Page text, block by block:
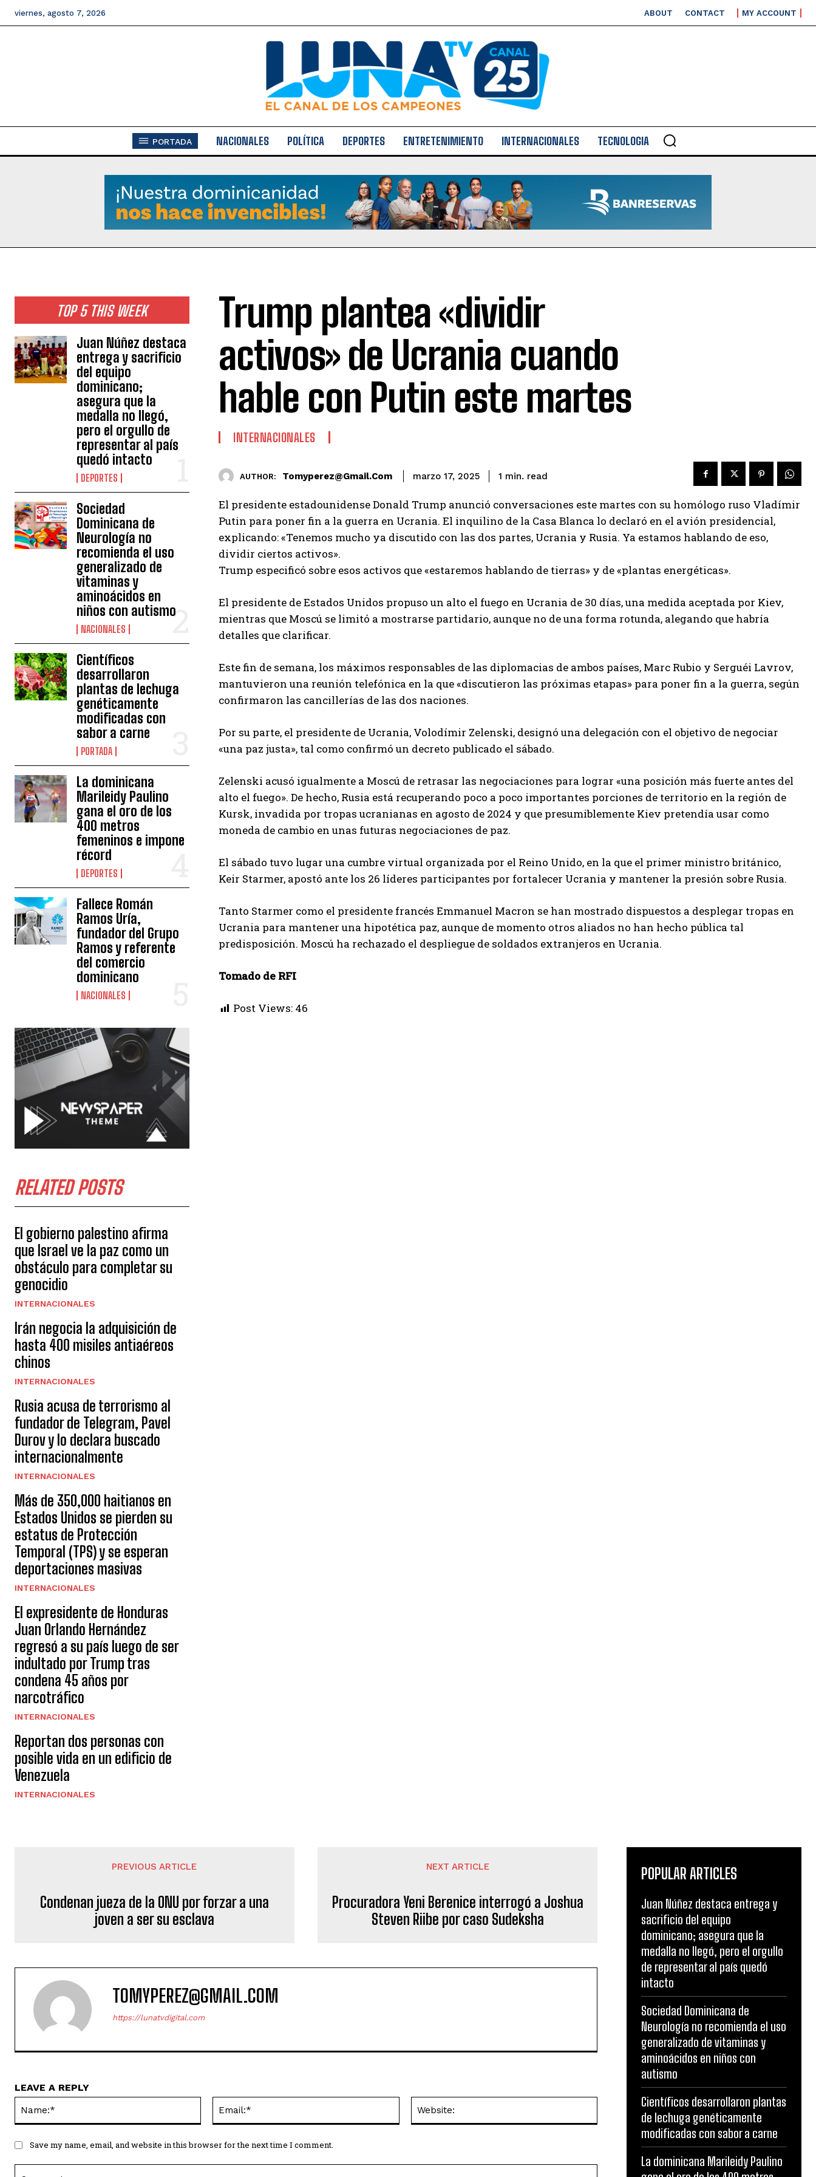
viernes, agosto 7, 2026 ABOUT CONTACT MY ACCOUNT
PORTADA NACIONALES POLÍTICA DEPORTES ENTRETENIMIENTO INTERNACIONALES TECNOLOGIA
TOP 5 THIS WEEK
Juan Núñez destaca
entrega y sacrificio
del equipo
dominicano;
asegura que la
medalla no llegó,
pero el orgullo de
representar al país
quedó intacto
DEPORTES
Sociedad
Dominicana de
Neurología no
recomienda el uso
generalizado de
vitaminas y
aminoácidos en
niños con autismo
NACIONALES
Científicos
desarrollaron
plantas de lechuga
genéticamente
modificadas con
sabor a carne
PORTADA
La dominicana
Marileidy Paulino
gana el oro de los
400 metros
femeninos e impone
récord
DEPORTES
Fallece Román
Ramos Uría,
fundador del Grupo
Ramos y referente
del comercio
dominicano
NACIONALES
RELATED POSTS
El gobierno palestino afirma
que Israel ve la paz como un
obstáculo para completar su
genocidio
INTERNACIONALES
Irán negocia la adquisición de
hasta 400 misiles antiaéreos
chinos
INTERNACIONALES
Rusia acusa de terrorismo al
fundador de Telegram, Pavel
Durov y lo declara buscado
internacionalmente
INTERNACIONALES
Más de 350,000 haitianos en
Estados Unidos se pierden su
estatus de Protección
Temporal (TPS) y se esperan
deportaciones masivas
INTERNACIONALES
El expresidente de Honduras
Juan Orlando Hernández
regresó a su país luego de ser
indultado por Trump tras
condena 45 años por
narcotráfico
INTERNACIONALES
Reportan dos personas con
posible vida en un edificio de
Venezuela
INTERNACIONALES
Trump plantea «dividir
activos» de Ucrania cuando
hable con Putin este martes
INTERNACIONALES
AUTHOR: Tomyperez@gmail.com marzo 17, 2025 1 min. read
El presidente estadounidense Donald Trump anunció conversaciones este martes con su homólogo ruso Vladímir
Putin para poner fin a la guerra en Ucrania. El inquilino de la Casa Blanca lo declaró en el avión presidencial,
explicando: «Tenemos mucho ya discutido con las dos partes, Ucrania y Rusia. Ya estamos hablando de eso,
dividir ciertos activos».
Trump especificó sobre esos activos que «estaremos hablando de tierras» y de «plantas energéticas».
El presidente de Estados Unidos propuso un alto el fuego en Ucrania de 30 días, una medida aceptada por Kiev,
mientras que Moscú se limitó a mostrarse partidario, aunque no de una forma rotunda, alegando que habría
detalles que clarificar.
Este fin de semana, los máximos responsables de las diplomacias de ambos países, Marc Rubio y Serguéi Lavrov,
mantuvieron una reunión telefónica en la que «discutieron las próximas etapas» para poner fin a la guerra, según
confirmaron las cancillerías de las dos naciones.
Por su parte, el presidente de Ucrania, Volodímir Zelenski, designó una delegación con el objetivo de negociar
«una paz justa», tal como confirmó un decreto publicado el sábado.
Zelenski acusó igualmente a Moscú de retrasar las negociaciones para lograr «una posición más fuerte antes del
alto el fuego». De hecho, Rusia está recuperando poco a poco importantes porciones de territorio en la región de
Kursk, invadida por tropas ucranianas en agosto de 2024 y que presumiblemente Kiev pretendía usar como
moneda de cambio en unas futuras negociaciones de paz.
El sábado tuvo lugar una cumbre virtual organizada por el Reino Unido, en la que el primer ministro británico,
Keir Starmer, apostó ante los 26 líderes participantes por fortalecer Ucrania y mantener la presión sobre Rusia.
Tanto Starmer como el presidente francés Emmanuel Macron se han mostrado dispuestos a desplegar tropas en
Ucrania para mantener una hipotética paz, aunque de momento otros aliados no han hecho pública tal
predisposición. Moscú ha rechazado el despliegue de soldados extranjeros en Ucrania.
Tomado de RFI
Post Views: 46
PREVIOUS ARTICLE
Condenan jueza de la ONU por forzar a una
joven a ser su esclava
NEXT ARTICLE
Procuradora Yeni Berenice interrogó a Joshua
Steven Riibe por caso Sudeksha
TOMYPEREZ@GMAIL.COM
https://lunatvdigital.com
LEAVE A REPLY
Save my name, email, and website in this browser for the next time I comment.
POPULAR ARTICLES
Juan Núñez destaca entrega y
sacrificio del equipo
dominicano; asegura que la
medalla no llegó, pero el orgullo
de representar al país quedó
intacto
Sociedad Dominicana de
Neurología no recomienda el uso
generalizado de vitaminas y
aminoácidos en niños con
autismo
Científicos desarrollaron plantas
de lechuga genéticamente
modificadas con sabor a carne
La dominicana Marileidy Paulino